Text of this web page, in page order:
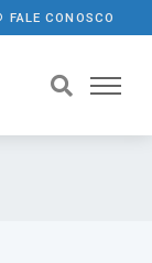
FALE CONOSCO